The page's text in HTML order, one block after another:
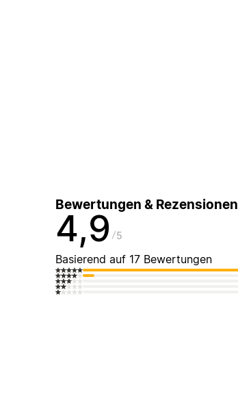
Bewertungen & Rezensionen
4,9 5
Basierend auf 17 Bewertungen